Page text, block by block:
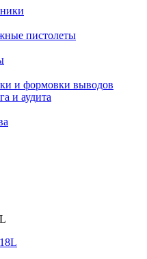
пистолеты
и формовки выводов
и аудита